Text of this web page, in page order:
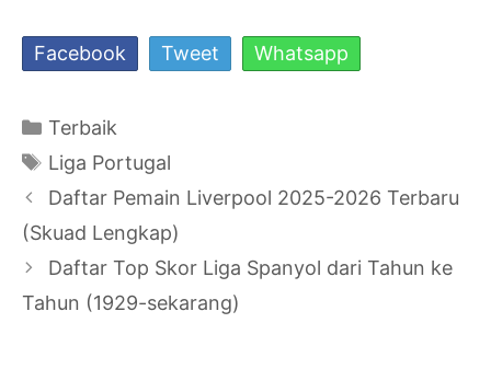
Facebook Tweet Whatsapp
Kategori
Terbaik
Tag
Liga Portugal
Navigasi
Tulisan
Daftar Pemain Liverpool 2025-2026 Terbaru
(Skuad Lengkap)
Daftar Top Skor Liga Spanyol dari Tahun ke
Tahun (1929-sekarang)